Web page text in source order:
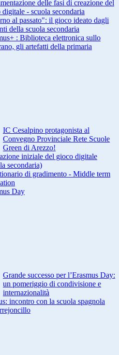
delle fasi di creazione del
digitale - scuola secondaria
al passato": il gioco ideato dagli
della scuola secondaria
: Biblioteca elettronica sullo
gli artefatti della primaria
IC Cesalpino protagonista al
Convegno Provinciale Rete Scuole
Green di Arezzo!
iniziale del gioco digitale
secondaria)
di gradimento - Middle term
Day
Grande successo per l’Erasmus Day:
un pomeriggio di condivisione e
internazionalità
incontro con la scuola spagnola